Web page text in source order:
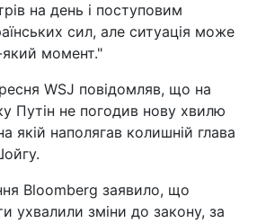
на день і поступовим
сил, але ситуація може
який момент."
WSJ повідомляв, що на
Путін не погодив нову хвилю
якій наполягав колишній глава
Bloomberg заявило, що
ухвалили зміни до закону, за